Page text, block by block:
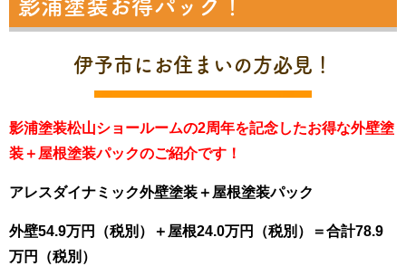
影浦塗装お得パック！
伊予市にお住まいの方必見！
影浦塗装松山ショールームの2周年を記念したお得な外壁塗
装＋屋根塗装パックのご紹介です！
アレスダイナミック外壁塗装＋屋根塗装パック
外壁54.9万円（税別）＋屋根24.0万円（税別）＝合計78.9
万円（税別）